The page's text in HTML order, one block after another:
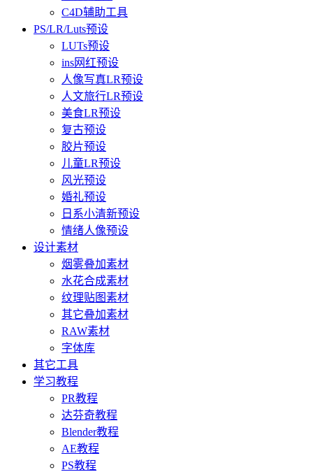
C4D辅助工具
PS/LR/Luts预设
LUTs预设
ins网红预设
人像写真LR预设
人文旅行LR预设
美食LR预设
复古预设
胶片预设
儿童LR预设
风光预设
婚礼预设
日系小清新预设
情绪人像预设
设计素材
烟雾叠加素材
水花合成素材
纹理贴图素材
其它叠加素材
RAW素材
字体库
其它工具
学习教程
PR教程
达芬奇教程
Blender教程
AE教程
PS教程